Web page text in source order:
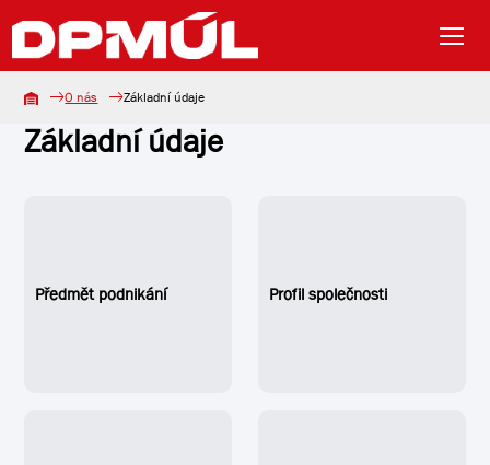
O nás Základní údaje
Základní údaje
Předmět podnikání Profil společnosti